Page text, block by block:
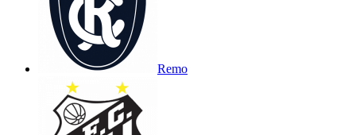
Remo